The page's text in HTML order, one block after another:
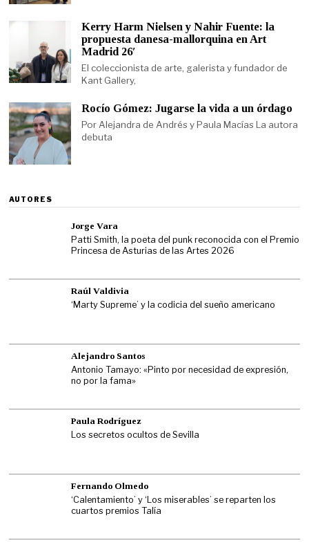
Kerry Harm Nielsen y Nahir Fuente: la
propuesta danesa-mallorquina en Art
Madrid 26′
El coleccionista de arte, galerista y fundador de
Kant Gallery,
Rocío Gómez: Jugarse la vida a un órdago
Por Alejandra de Andrés y Paula Macías La autora
debuta
AUTORES
Jorge Vara
Patti Smith, la poeta del punk reconocida con el Premio
Princesa de Asturias de las Artes 2026
Raúl Valdivia
‘Marty Supreme’ y la codicia del sueño americano
Alejandro Santos
Antonio Tamayo: «Pinto por necesidad de expresión,
no por la fama»
Paula Rodríguez
Los secretos ocultos de Sevilla
Fernando Olmedo
‘Calentamiento’ y ‘Los miserables’ se reparten los
cuartos premios Talía